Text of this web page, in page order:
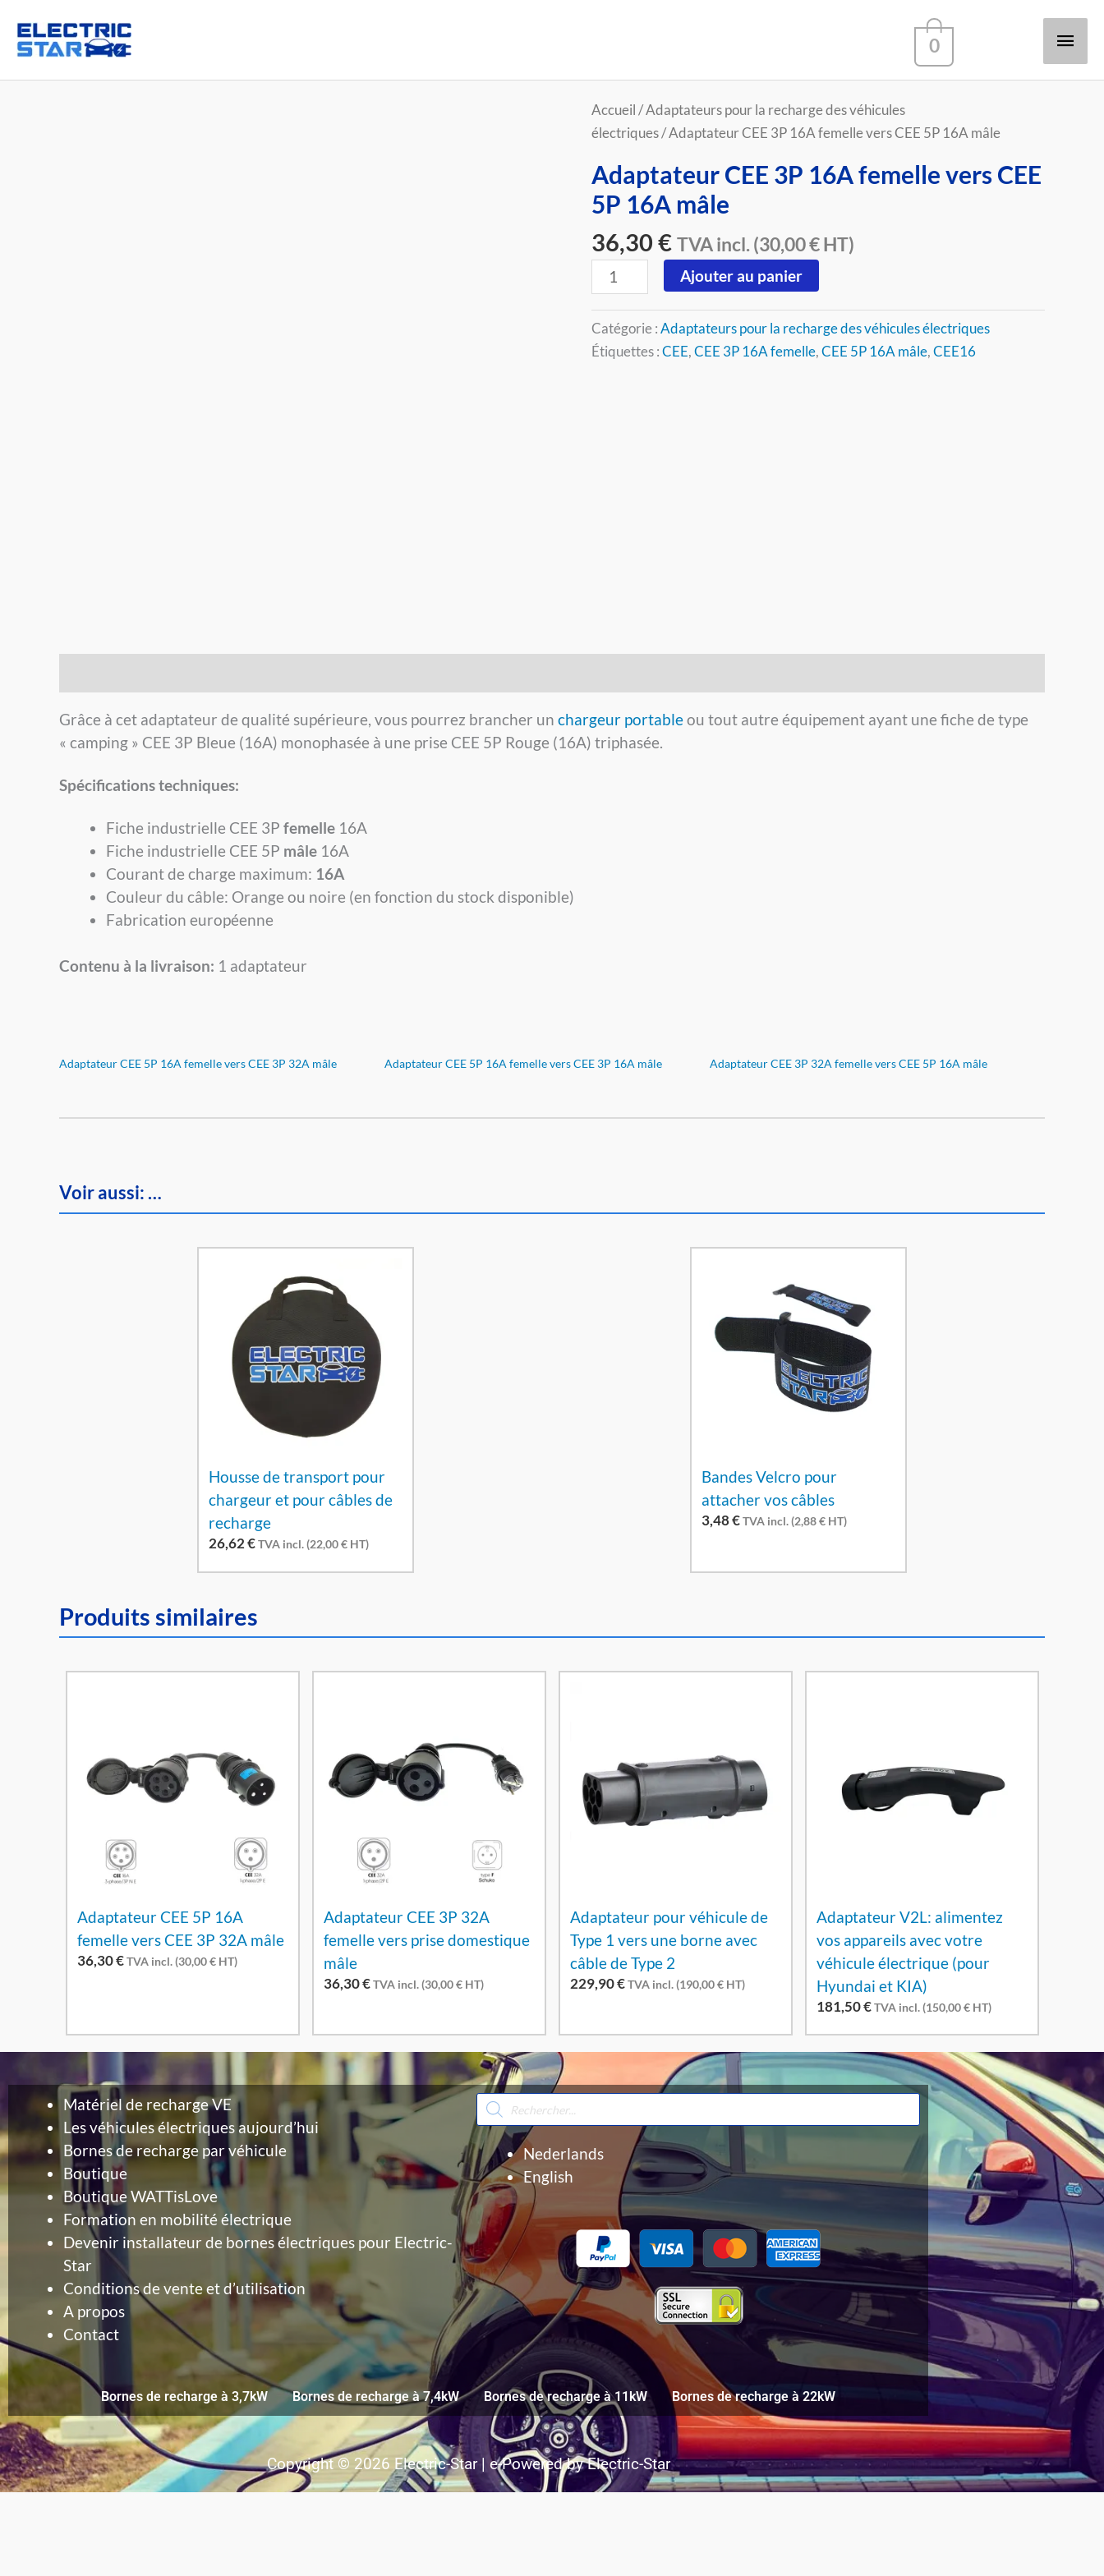
0
Accueil/Adaptateurs pour la recharge des véhicules
électriques/ Adaptateur CEE 3P 16A femelle vers CEE 5P 16A mâle
Adaptateur CEE 3P 16A femelle vers CEE
5P 16A mâle
36,30 € TVA incl. (30,00€HT)
quantité
de
CEE
3P
femelle
vers
CEE
5P
16A
mâle
Ajouter au panier
Catégorie :Adaptateurs pour la recharge des véhicules électriques
Étiquettes :CEE,CEE 3P 16A femelle,CEE 5P 16A mâle,CEE16
Grâce à cet adaptateur de qualité supérieure, vous pourrez brancher un chargeur portableou tout autre équipement ayant une fiche de type
« camping » CEE 3P Bleue (16A) monophasée à une prise CEE 5P Rouge (16A) triphasée.
Spécifications techniques:
Fiche industrielle CEE 3P femelle 16A
Fiche industrielle CEE 5P mâle 16A
Courant de charge maximum: 16A
Couleur du câble: Orange ou noire (en fonction du stock disponible)
Fabrication européenne
Contenu à la livraison: 1 adaptateur
Adaptateur CEE 5P 16A femelle vers CEE 3P 32A mâle Adaptateur CEE 5P 16A femelle vers CEE 3P 16A mâle Adaptateur CEE 3P 32A femelle vers CEE 5P 16A mâle
Voir aussi: …
Housse de transport pour
chargeur et pour câbles de
recharge
26,62€TVA incl. (22,00€HT)
Bandes Velcro pour
attacher vos câbles
3,48€TVA incl. (2,88€HT)
Produits similaires
Adaptateur CEE 5P 16A
femelle vers CEE 3P 32A mâle
36,30€ TVA incl. (30,00€HT)
Adaptateur CEE 3P 32A
femelle vers prise domestique
mâle
36,30€ TVA incl. (30,00€HT)
Adaptateur pour véhicule de
Type 1 vers une borne avec
câble de Type 2
229,90€ TVA incl. (190,00€HT)
Adaptateur V2L: alimentez
vos appareils avec votre
véhicule électrique (pour
Hyundai et KIA)
181,50€ TVA incl. (150,00€HT)
Matériel de recharge VE
Les véhicules électriques aujourd’hui
Bornes de recharge par véhicule
Boutique
Boutique WATTisLove
Formation en mobilité électrique
Devenir installateur de bornes électriques pour Electric-
Star
Conditions de vente et d’utilisation
A propos
Contact
Recherche
de
produits
Nederlands
English
Bornes de recharge à 3,7kW Bornes de recharge à 7,4kW Bornes de recharge à 11kW Bornes de recharge à 22kW
Copyright © 2026 Electric-Star | e-Powered by Electric-Star